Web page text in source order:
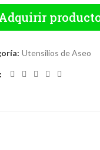
Utensilios de Aseo